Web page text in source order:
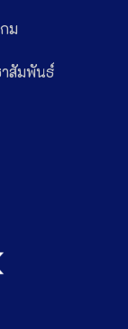
ม
สัมพันธ์